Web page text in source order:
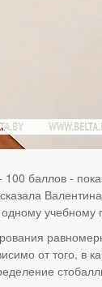
баллов -
учебному
от того, в